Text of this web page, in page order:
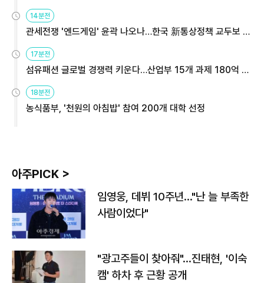
14분전
관세전쟁 '엔드게임' 윤곽 나오나…한국 新통상정책 교두보 활
용해야
17분전
섬유패션 글로벌 경쟁력 키운다…산업부 15개 과제 180억 지
원
18분전
농식품부, '천원의 아침밥' 참여 200개 대학 선정
아주PICK >
임영웅, 데뷔 10주년…"난 늘 부족한
사람이었다"
"광고주들이 찾아줘"…진태현, '이숙
캠' 하차 후 근황 공개